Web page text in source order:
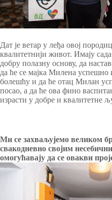
Дат је ветар у леђа овој
квалитетнији живот. Имају
добру полазну основу, да
да ће се мајка Милена успешно
болешћу и да ће отац Милан
посао, а да ће ова фино
израсти у добре и квалитетне
Ми се захваљујемо великом
свакодневно својим
омогућавају да се овакви